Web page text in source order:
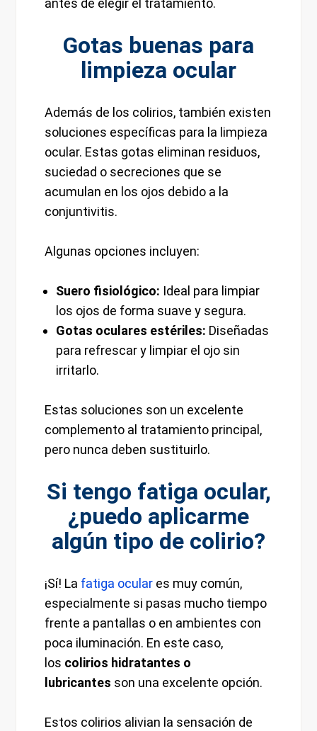
antes de elegir el tratamiento.
Gotas buenas para
limpieza ocular
Además de los colirios, también existen
soluciones específicas para la limpieza
ocular. Estas gotas eliminan residuos,
suciedad o secreciones que se
acumulan en los ojos debido a la
conjuntivitis.
Algunas opciones incluyen:
Suero fisiológico: Ideal para limpiar
los ojos de forma suave y segura.
Gotas oculares estériles: Diseñadas
para refrescar y limpiar el ojo sin
irritarlo.
Estas soluciones son un excelente
complemento al tratamiento principal,
pero nunca deben sustituirlo.
Si tengo fatiga ocular,
¿puedo aplicarme
algún tipo de colirio?
¡Sí! La fatiga ocular es muy común,
especialmente si pasas mucho tiempo
frente a pantallas o en ambientes con
poca iluminación. En este caso,
los colirios hidratantes o
lubricantes son una excelente opción.
Estos colirios alivian la sensación de